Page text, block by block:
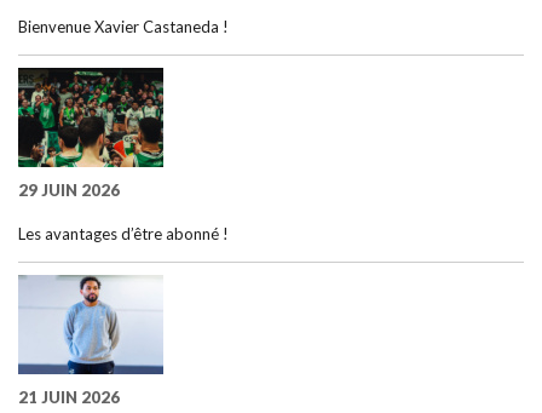
Bienvenue Xavier Castaneda !
29 JUIN 2026
Les avantages d’être abonné !
21 JUIN 2026